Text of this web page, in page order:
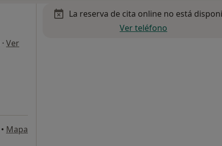
· Ver
• Mapa
La reserva de cita online no está
Ver teléfono